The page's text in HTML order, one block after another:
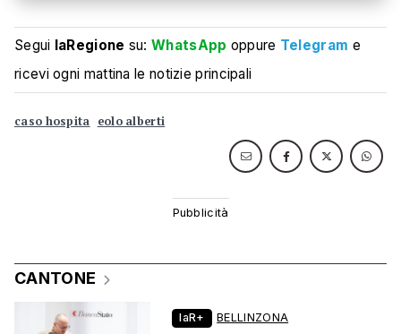
Segui laRegione su:WhatsApp oppure Telegram e
ricevi ogni mattina le notizie principali
caso hospita eolo alberti
CANTONE
laR+ BELLINZONA